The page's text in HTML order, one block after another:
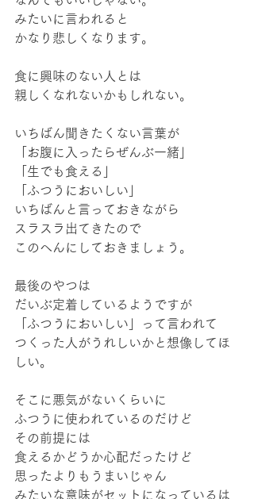
みたいに言われると
かなり悲しくなります。
食に興味のない人とは
親しくなれないかもしれない。
いちばん聞きたくない言葉が
「お腹に入ったらぜんぶ一緒」
「生でも食える」
「ふつうにおいしい」
いちばんと言っておきながら
スラスラ出てきたので
このへんにしておきましょう。
最後のやつは
だいぶ定着しているようですが
「ふつうにおいしい」って言われて
つくった人がうれしいかと想像してほ
しい。
そこに悪気がないくらいに
ふつうに使われているのだけど
その前提には
食えるかどうか心配だったけど
思ったよりもうまいじゃん
みたいな意味がセットになっているは